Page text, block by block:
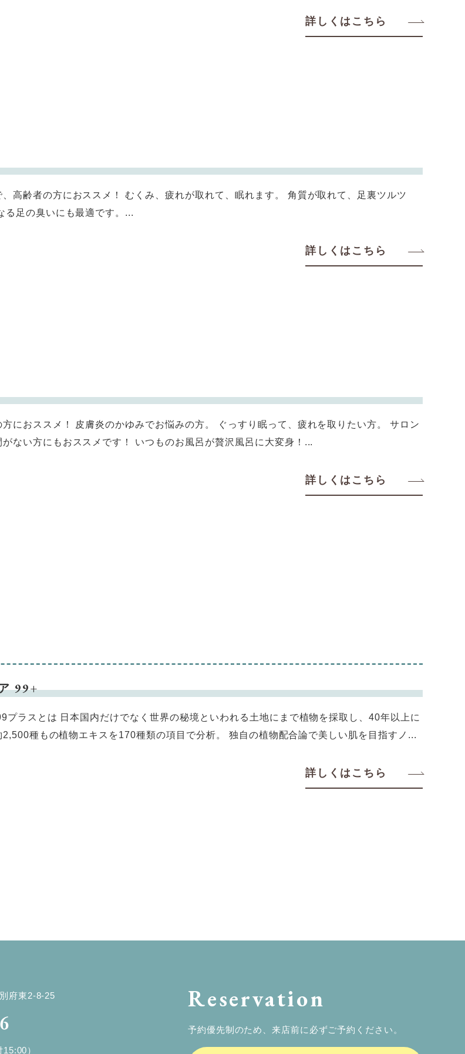
詳しくはこちら
、高齢者の方におススメ！ むくみ、疲れが取れて、眠れます。 角質が取れて、足裏ツルツ
る足の臭いにも最適です。...
詳しくはこちら
方におススメ！ 皮膚炎のかゆみでお悩みの方。 ぐっすり眠って、疲れを取りたい方。 サロン
がない方にもおススメです！ いつものお風呂が贅沢風呂に大変身！...
詳しくはこちら
99+
プラスとは 日本国内だけでなく世界の秘境といわれる土地にまで植物を採取し、40年以上に
2,500種もの植物エキスを170種類の項目で分析。 独自の植物配合論で美しい肌を目指すノ...
詳しくはこちら
府東2-8-25
）
Reservation
予約優先制のため、来店前に必ずご予約ください。